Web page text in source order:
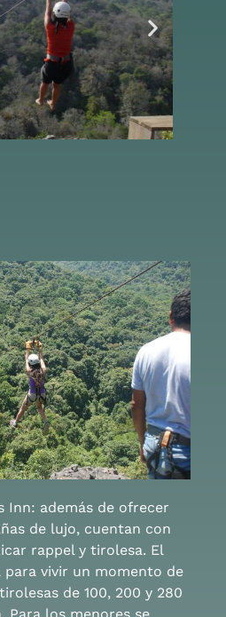
Inn: además de ofrecer
de lujo, cuentan con
rappel y tirolesa. El
para vivir un momento de
de 100, 200 y 280